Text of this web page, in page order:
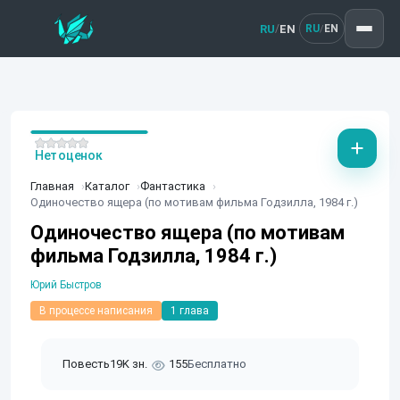
RU/EN RU/ EN
Главная Каталог
Фантастика
Одиночество ящера (по мотивам фильма Годзилла, 1984 г.)
Одиночество ящера (по мотивам
фильма Годзилла, 1984 г.)
Юрий Быстров
В процессе написания 1 глава
Повесть19K зн. 155Бесплатно
Нет оценок